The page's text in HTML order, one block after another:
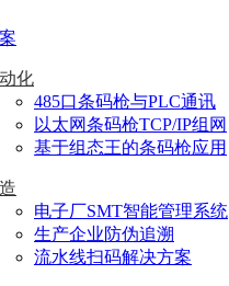
化
485口条码枪与PLC通讯
以太网条码枪TCP/IP组网
基于组态王的条码枪应用
电子厂SMT智能管理系统
生产企业防伪追溯
流水线扫码解决方案